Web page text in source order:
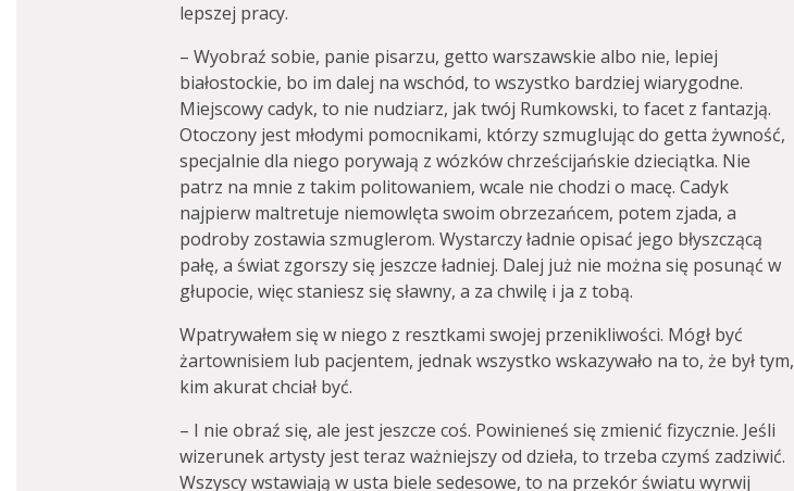
lepszej pracy.
– Wyobraź sobie, panie pisarzu, getto warszawskie albo nie, lepiej
białostockie, bo im dalej na wschód, to wszystko bardziej wiarygodne.
Miejscowy cadyk, to nie nudziarz, jak twój Rumkowski, to facet z fantazją.
Otoczony jest młodymi pomocnikami, którzy szmuglując do getta żywność,
specjalnie dla niego porywają z wózków chrześcijańskie dzieciątka. Nie
patrz na mnie z takim politowaniem, wcale nie chodzi o macę. Cadyk
najpierw maltretuje niemowlęta swoim obrzezańcem, potem zjada, a
podroby zostawia szmuglerom. Wystarczy ładnie opisać jego błyszczącą
pałę, a świat zgorszy się jeszcze ładniej. Dalej już nie można się posunąć w
głupocie, więc staniesz się sławny, a za chwilę i ja z tobą.
Wpatrywałem się w niego z resztkami swojej przenikliwości. Mógł być
żartownisiem lub pacjentem, jednak wszystko wskazywało na to, że był tym,
kim akurat chciał być.
– I nie obraź się, ale jest jeszcze coś. Powinieneś się zmienić fizycznie. Jeśli
wizerunek artysty jest teraz ważniejszy od dzieła, to trzeba czymś zadziwić.
Wszyscy wstawiają w usta biele sedesowe, to na przekór światu wyrwij